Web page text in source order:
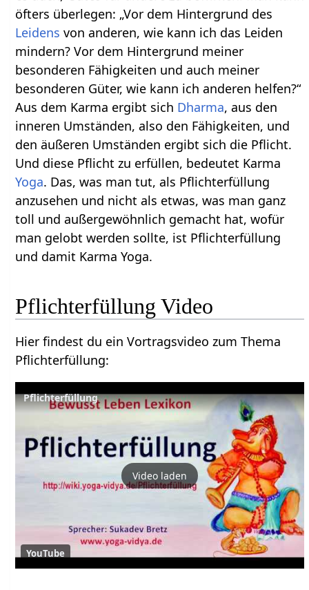
öfters überlegen: „Vor dem Hintergrund des
Leidens von anderen, wie kann ich das Leiden
mindern? Vor dem Hintergrund meiner
besonderen Fähigkeiten und auch meiner
besonderen Güter, wie kann ich anderen helfen?“
Aus dem Karma ergibt sich Dharma, aus den
inneren Umständen, also den Fähigkeiten, und
den äußeren Umständen ergibt sich die Pflicht.
Und diese Pflicht zu erfüllen, bedeutet Karma
Yoga. Das, was man tut, als Pflichterfüllung
anzusehen und nicht als etwas, was man ganz
toll und außergewöhnlich gemacht hat, wofür
man gelobt werden sollte, ist Pflichterfüllung
und damit Karma Yoga.
Pflichterfüllung‏‎ Video
Hier findest du ein Vortragsvideo zum Thema
Pflichterfüllung‏‎:
Pflichterfüllung‏‎
Video laden
YouTube